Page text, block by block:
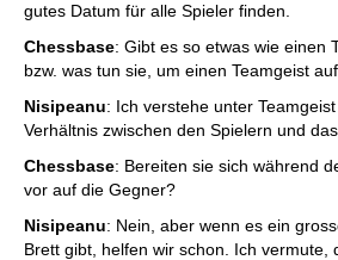
gutes Datum für alle Spieler finden.
Chessbase: Gibt es so etwas wie einen
bzw. was tun sie, um einen Teamgeist
Nisipeanu: Ich verstehe unter
Verhältnis zwischen den Spielern und
Chessbase: Bereiten sie sich während
vor auf die Gegner?
Nisipeanu: Nein, aber wenn es ein
Brett gibt, helfen wir schon. Ich vermute,